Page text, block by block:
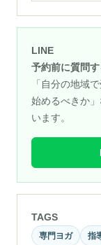
LINE
予約前に質問す
「自分の地域
始めるべきか
います。
TAGS
専門ヨガ 指